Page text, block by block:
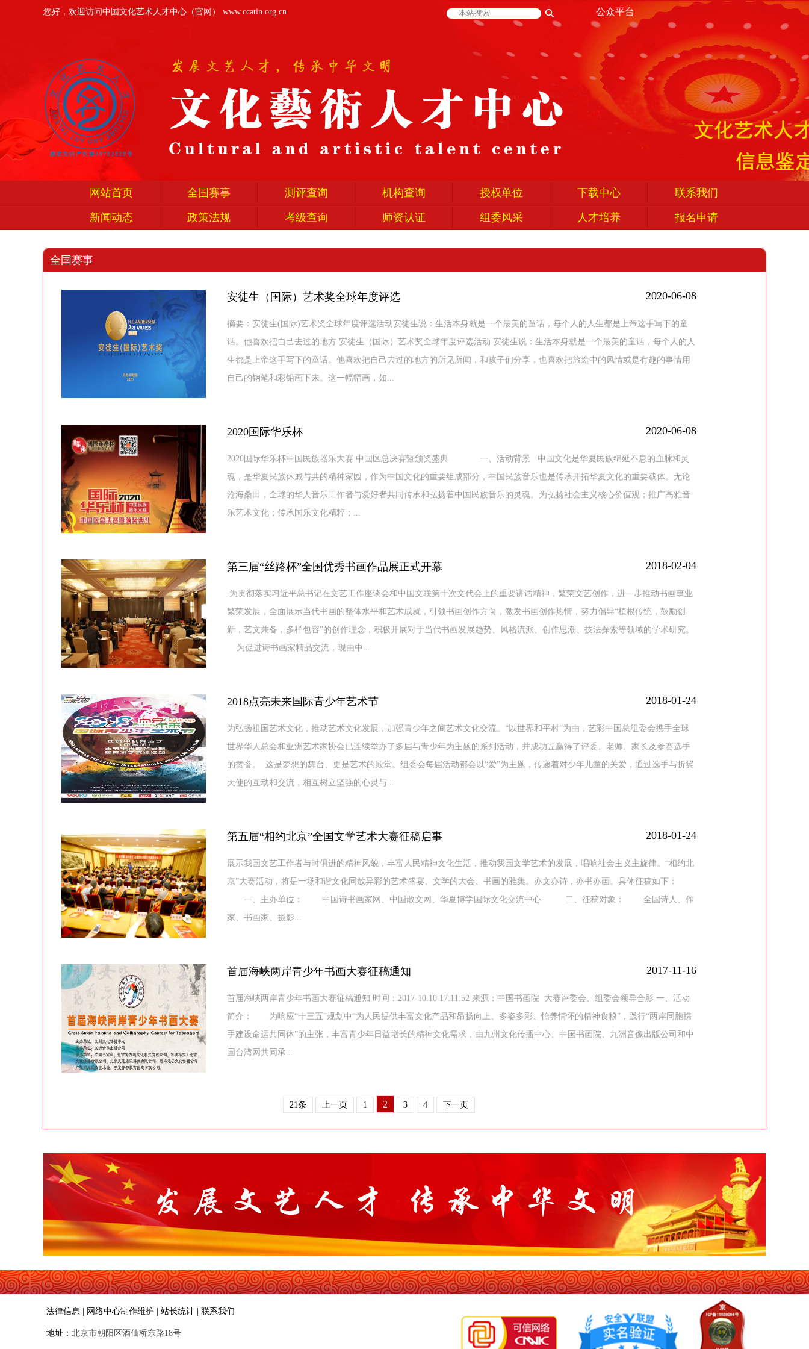
您好，欢迎访问中国文化艺术人才中心（官网） www.ccatin.org.cn 公众平台
网站首页 全国赛事 测评查询 机构查询 授权单位 下载中心 联系我们
新闻动态 政策法规 考级查询 师资认证 组委风采 人才培养 报名申请
全国赛事
安徒生（国际）艺术奖全球年度评选 2020-06-08
摘要：安徒生(国际)艺术奖全球年度评选活动安徒生说：生活本身就是一个最美的童话，每个人的人生都是上帝这手写下的童
话。他喜欢把自己去过的地方 安徒生（国际）艺术奖全球年度评选活动 安徒生说：生活本身就是一个最美的童话，每个人的人
生都是上帝这手写下的童话。他喜欢把自己去过的地方的所见所闻，和孩子们分享，也喜欢把旅途中的风情或是有趣的事情用
自己的钢笔和彩铅画下来。这一幅幅画，如...
2020国际华乐杯 2020-06-08
2020国际华乐杯中国民族器乐大赛 中国区总决赛暨颁奖盛典 一、活动背景 中国文化是华夏民族绵延不息的血脉和灵
魂，是华夏民族休戚与共的精神家园，作为中国文化的重要组成部分，中国民族音乐也是传承开拓华夏文化的重要载体。无论
沧海桑田，全球的华人音乐工作者与爱好者共同传承和弘扬着中国民族音乐的灵魂。为弘扬社会主义核心价值观；推广高雅音
乐艺术文化；传承国乐文化精粹；...
第三届“丝路杯”全国优秀书画作品展正式开幕 2018-02-04
为贯彻落实习近平总书记在文艺工作座谈会和中国文联第十次文代会上的重要讲话精神，繁荣文艺创作，进一步推动书画事业
繁荣发展，全面展示当代书画的整体水平和艺术成就，引领书画创作方向，激发书画创作热情，努力倡导“植根传统，鼓励创
新，艺文兼备，多样包容”的创作理念，积极开展对于当代书画发展趋势、风格流派、创作思潮、技法探索等领域的学术研究。
为促进诗书画家精品交流，现由中...
2018点亮未来国际青少年艺术节 2018-01-24
为弘扬祖国艺术文化，推动艺术文化发展，加强青少年之间艺术文化交流。“以世界和平村”为由，艺彩中国总组委会携手全球
世界华人总会和亚洲艺术家协会已连续举办了多届与青少年为主题的系列活动，并成功匠赢得了评委、老师、家长及参赛选手
的赞誉。 这是梦想的舞台、更是艺术的殿堂。组委会每届活动都会以“爱”为主题，传递着对少年儿童的关爱，通过选手与折翼
天使的互动和交流，相互树立坚强的心灵与...
第五届“相约北京”全国文学艺术大赛征稿启事 2018-01-24
展示我国文艺工作者与时俱进的精神风貌，丰富人民精神文化生活，推动我国文学艺术的发展，唱响社会主义主旋律。“相约北
京”大赛活动，将是一场和谐文化同放异彩的艺术盛宴、文学的大会、书画的雅集。亦文亦诗，亦书亦画。具体征稿如下：
一、主办单位： 中国诗书画家网、中国散文网、华夏博学国际文化交流中心 二、征稿对象： 全国诗人、作
家、书画家、摄影...
首届海峡两岸青少年书画大赛征稿通知 2017-11-16
首届海峡两岸青少年书画大赛征稿通知 时间：2017-10.10 17:11:52 来源：中国书画院 大赛评委会、组委会领导合影 一、活动
简介： 为响应“十三五”规划中“为人民提供丰富文化产品和昂扬向上、多姿多彩、怡养情怀的精神食粮”，践行“两岸同胞携
手建设命运共同体”的主张，丰富青少年日益增长的精神文化需求，由九州文化传播中心、中国书画院、九洲音像出版公司和中
国台湾网共同承...
21条 上一页 1 2 3 4 下一页
法律信息 | 网络中心制作维护 | 站长统计 | 联系我们
地址： 北京市朝阳区酒仙桥东路18号